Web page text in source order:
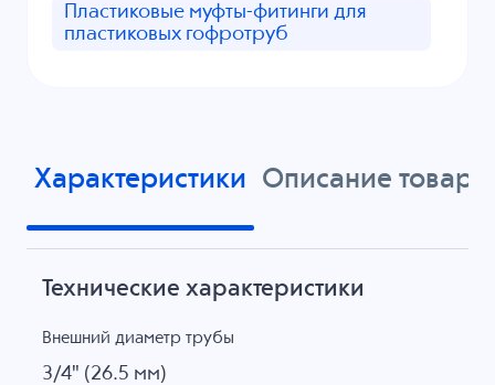
Пластиковые муфты-фитинги для
пластиковых гофротруб
Характеристики Описание товара
Технические характеристики
Внешний диаметр трубы
3/4" (26.5 мм)